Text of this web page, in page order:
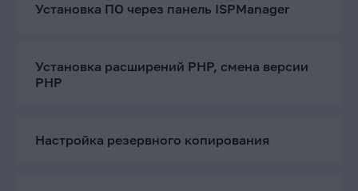
Установка ПО через панель ISPManager
Установка расширений PHP, смена версии
PHP
Настройка резервного копирования